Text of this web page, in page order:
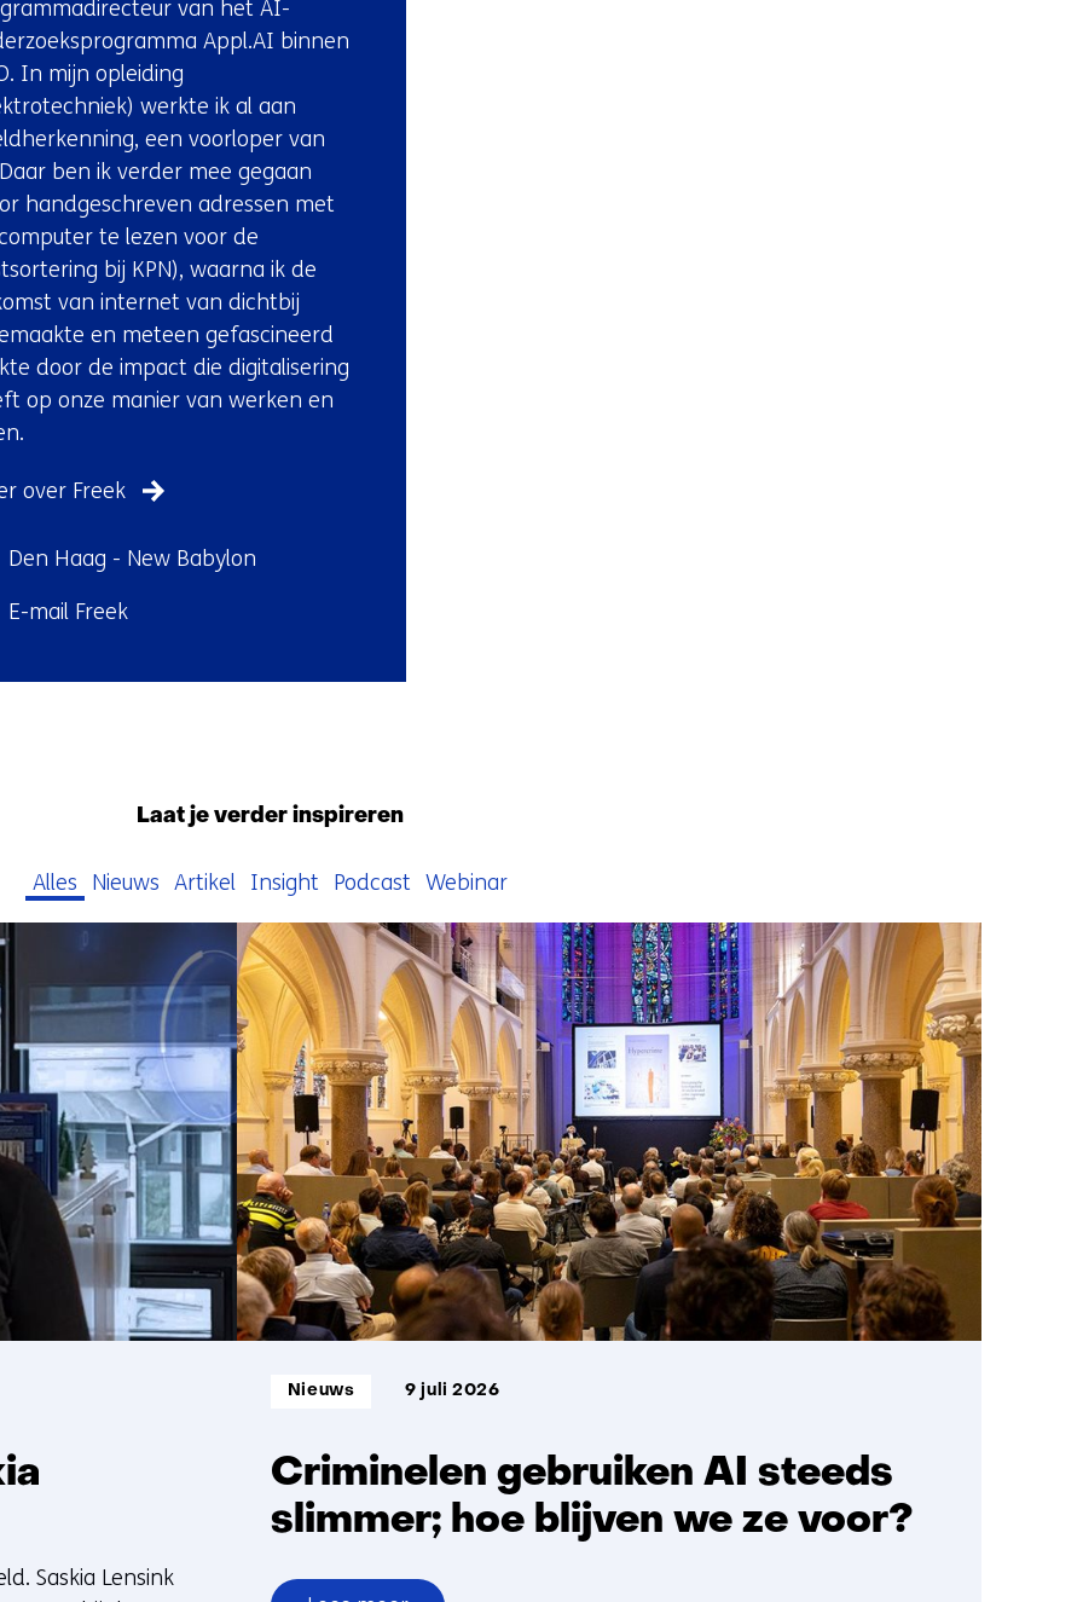
contact
van het AI-
Appl.AI binnen
In mijn opleiding
werkte ik al aan
een voorloper van
ben ik verder mee gegaan
handgeschreven adressen met
te lezen voor de
bij KPN), waarna ik de
van internet van dichtbij
en meteen gefascineerd
door de impact die digitalisering
op onze manier van werken en
over Freek
Den Haag - New Babylon
E-mail Freek
navigatie
contact
ons
op)
Laat je verder inspireren
Alles Nieuws Artikel Insight Podcast Webinar
70
resultaten,
getoond
1
t/m
5
Saskia Lensink
Criminelen gebruiken AI steeds
slimmer; hoe blijven we ze voor?
Informatietype:
Nieuws 9 juli 2026